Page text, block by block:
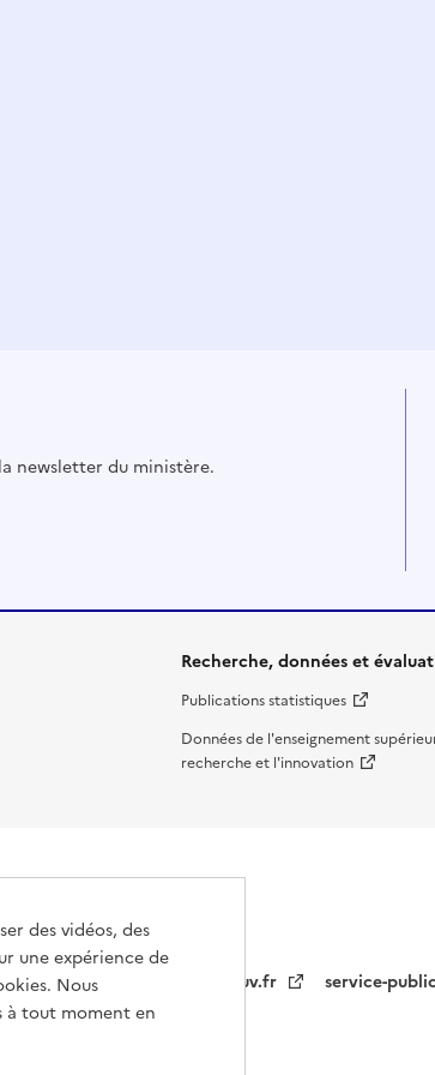
newsletter du ministère.
Recherche, données et
Publications statistiques
Données de l'enseignement
recherche et l'innovation
info.gouv.fr service-
des vidéos, des
une expérience de
Nous
à tout moment en